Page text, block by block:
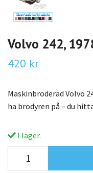
Volvo 242,
420 kr
Maskinbroderad Volvo
ha brodyren på – du
I lager.